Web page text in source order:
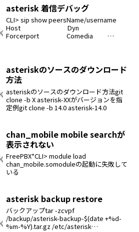
asterisk 着信デバッグ
CLI> sip show peersName/username
Host Dyn
Forcerport Comedia
asteriskのソースのダウンロード
方法
asteriskのソースのダウンロード方法git
clone -b X asterisk-XXがバージョンを指
定例git clone -b 14.0 asterisk-14.0
chan_mobile mobile searchが
表示されない
FreePBX*CLI> module load
chan_mobile.somoduleの起動に失敗して
いる
asterisk backup restore
バックアップtar -zcvpf
/backup/asterisk-backup-$(date +%d-
%m-%Y).tar.gz /etc/asterisk